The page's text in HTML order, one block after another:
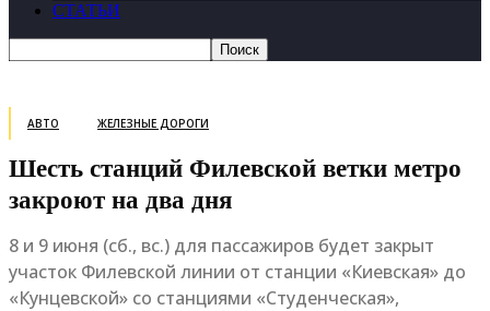
СТАТЬИ
АВТО ЖЕЛЕЗНЫЕ ДОРОГИ
Шесть станций Филевской ветки метро
закроют на два дня
8 и 9 июня (сб., вс.) для пассажиров будет закрыт
участок Филевской линии от станции «Киевская» до
«Кунцевской» со станциями «Студенческая»,